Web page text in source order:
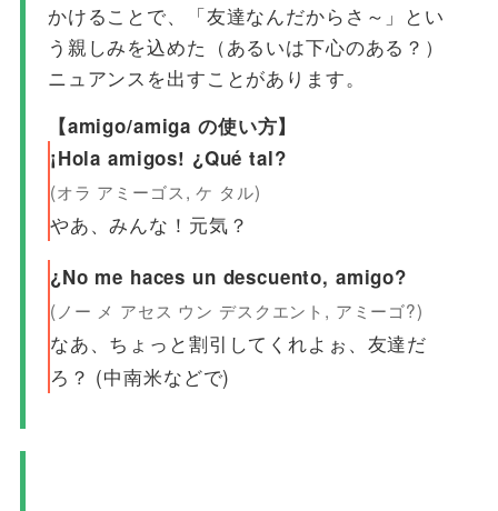
かけることで、「友達なんだからさ～」とい
う親しみを込めた（あるいは下心のある？）
ニュアンスを出すことがあります。
【amigo/amiga の使い方】
¡Hola amigos! ¿Qué tal?
(オラ アミーゴス, ケ タル)
やあ、みんな！元気？
¿No me haces un descuento, amigo?
(ノー メ アセス ウン デスクエント, アミーゴ?)
なあ、ちょっと割引してくれよぉ、友達だ
ろ？ (中南米などで)